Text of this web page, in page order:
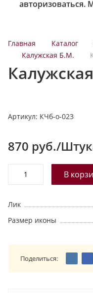
к
т
а
г
авторизоваться.
Главная Каталог
Калужская Б.М.
Артикул: КЧб-о-023
870 руб./
Лик
Размер иконы
Поделиться: